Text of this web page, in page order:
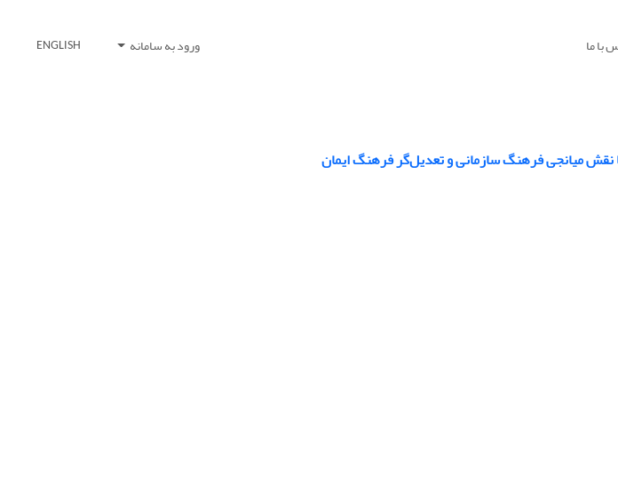
با ما ورود به سامانه ENGLISH
نقش میانجی فرهنگ سازمانی و تعدیل‌گر فرهنگ ایمان